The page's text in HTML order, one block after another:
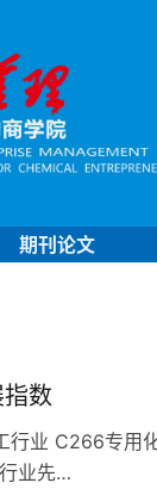
期刊论文
数
行业 C266专
业先…